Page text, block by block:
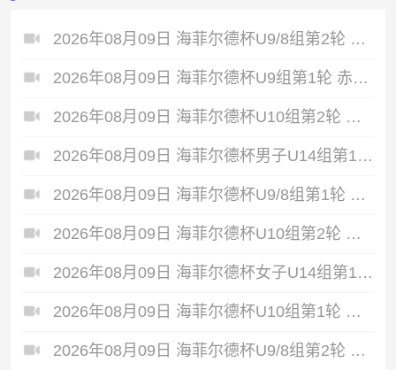
2026年08月09日 海菲尔德杯U9/8组第2轮 俄罗斯Taifun VS 光明城足球俱乐部虎队U8 全场录像
2026年08月09日 海菲尔德杯U9组第1轮 赤麟fc-蓝精灵 VS 长沙飞阳少年足球队U9 全场录像
2026年08月09日 海菲尔德杯U10组第2轮 长沙飞阳少年足球队U10 VS 恒大2017红队 全场录像
2026年08月09日 海菲尔德杯男子U14组第1轮 润未来·三亚小铁人U14 VS 泰国 Thailand PT Prachuap FC Academy 男足U14 全场录像
2026年08月09日 海菲尔德杯U9/8组第1轮 俄罗斯Taifun VS 琼中男足混合U8 全场录像
2026年08月09日 海菲尔德杯U10组第2轮 广东铭途 VS 琼中女足U11 全场录像
2026年08月09日 海菲尔德杯女子U14组第1轮 琼中女足U14 VS 新加坡 Singapore 女足U14 全场录像
2026年08月09日 海菲尔德杯U10组第1轮 广州纳迅 U10 VS 重庆兆来青训 全场录像
2026年08月09日 海菲尔德杯U9/8组第2轮 昌江山海户外足球俱乐部 VS 海南御凯足球俱乐部 U8 队 全场录像